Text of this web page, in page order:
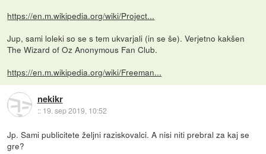
https://en.m.wikipedia.org/wiki/Project...
Jup, sami loleki so se s tem ukvarjali (in se še). Verjetno kakšen
The Wizard of Oz Anonymous Fan Club.
https://en.m.wikipedia.org/wiki/Freeman...
nekikr
:: 19. sep 2019, 10:52
Jp. Sami publicitete željni raziskovalci. A nisi niti prebral za kaj se
gre?